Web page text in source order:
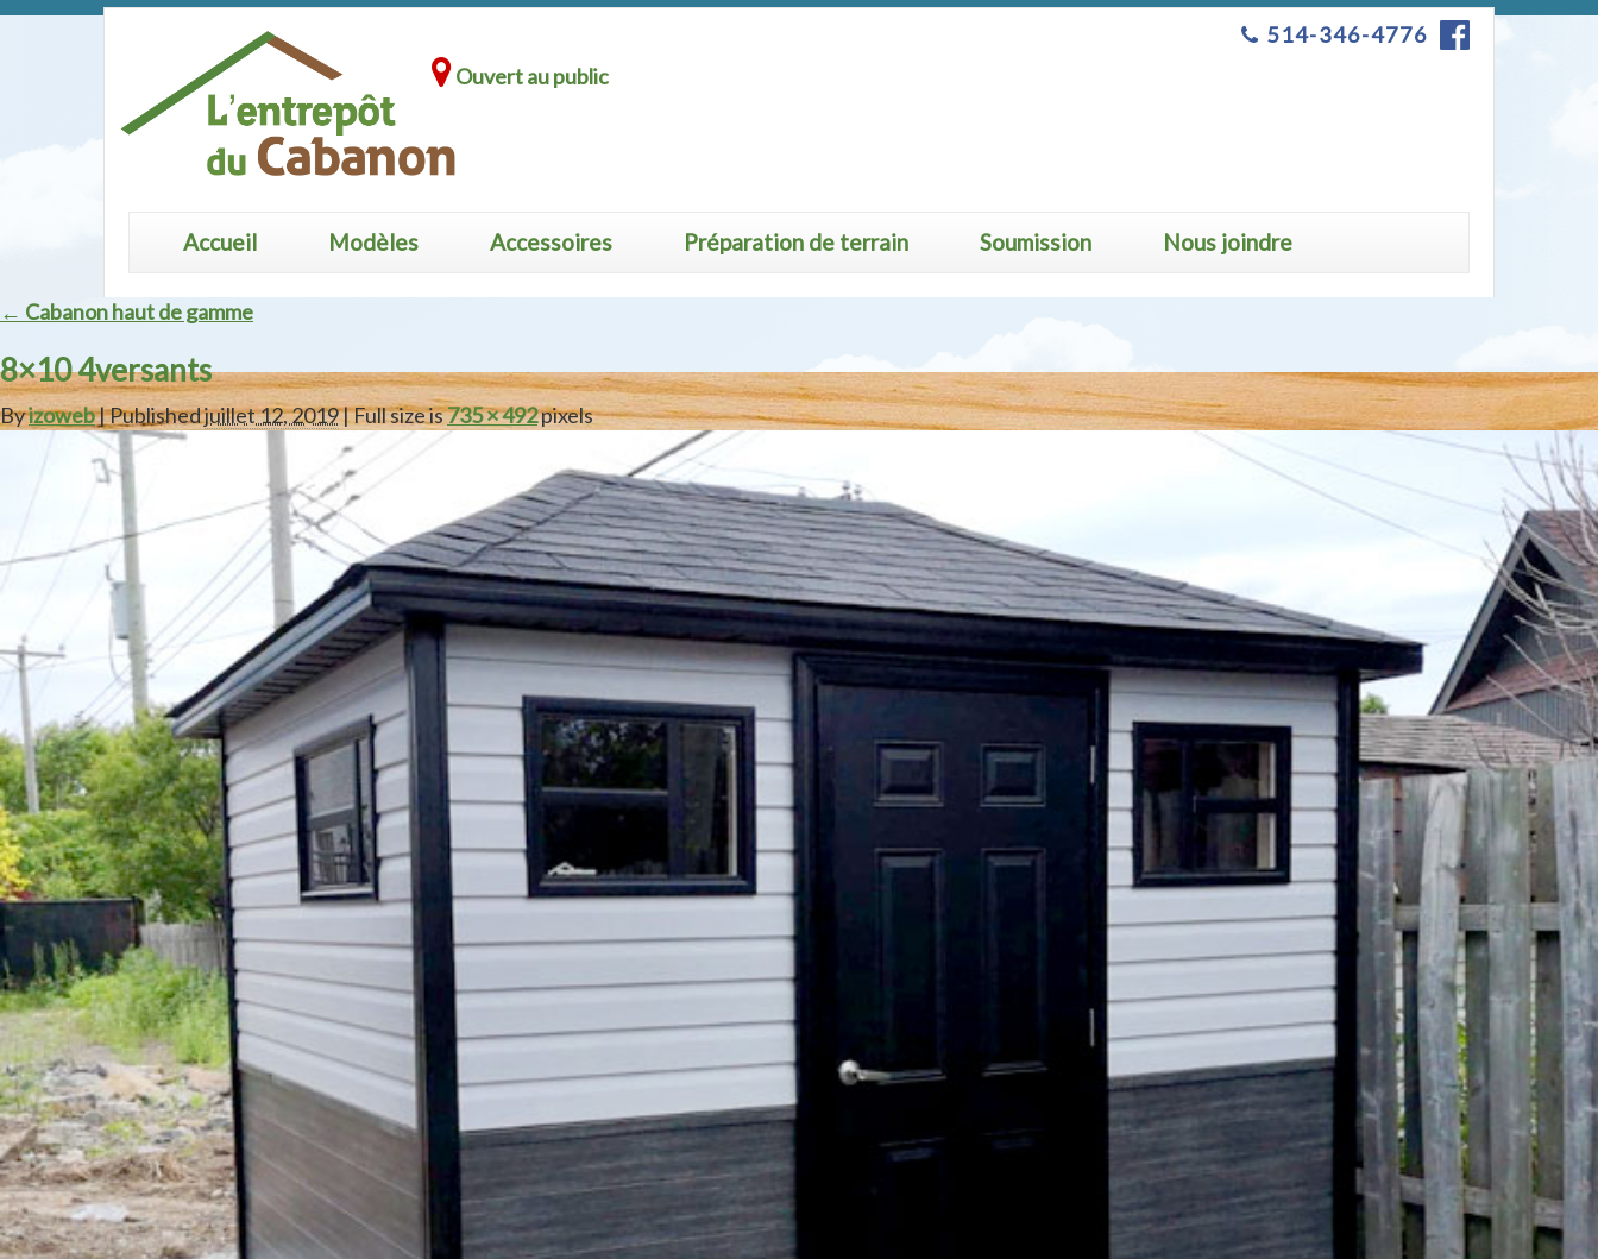
Ouvert au public
514-346-4776
Accueil Modèles Accessoires Préparation de terrain Soumission Nous joindre
← Cabanon haut de gamme
8×10 4versants
Byizoweb| Publishedjuillet 12, 2019| Full size is735 × 492pixels